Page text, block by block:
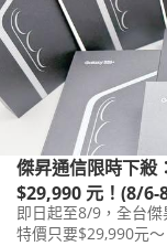
傑昇通信限時下殺
$29,990 元！(8/6-
即日起至8/9，全台
特價只要$29,990元～